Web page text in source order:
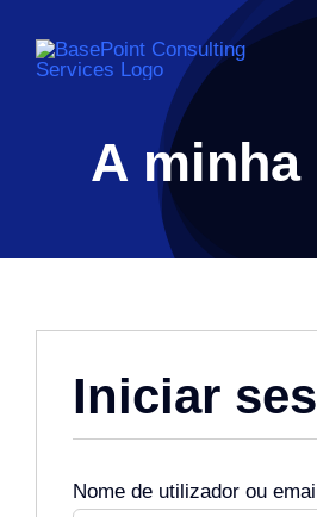
content
A minha
Iniciar
Nome de utilizador ou